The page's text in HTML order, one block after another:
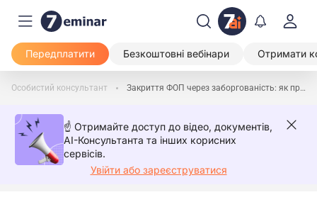
Передплатити Безкоштовні вебінари Отримати
Особистий консультант Закриття ФОП через заборгованість: як правильно діяти далі
☝️ Отримайте доступ до відео, документів,
AI-Консультанта та інших корисних
сервісів.
Увійти або зареєструватися